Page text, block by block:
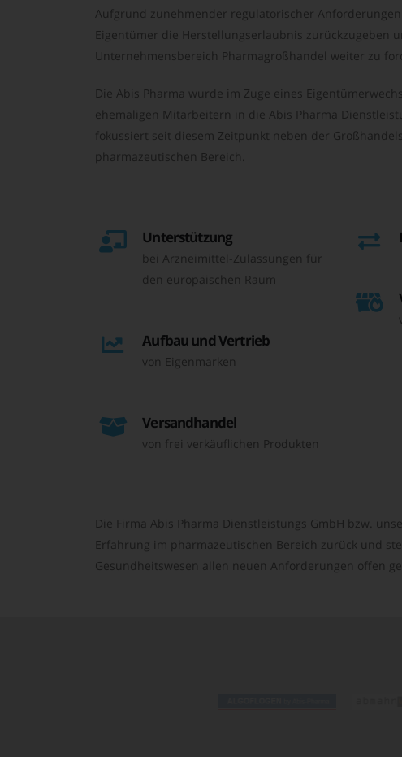
Aufgrund zunehmender regulatorischer
Eigentümer die Herstellungserlaubnis zurückzugeben
Unternehmensbereich Pharmagroßhandel weiter zu
Die Abis Pharma wurde im Zuge eines
ehemaligen Mitarbeitern in die Abis Pharma
fokussiert seit diesem Zeitpunkt neben der
pharmazeutischen Bereich.
Unterstützung
bei Arzneimittel-Zulassungen für
den europäischen Raum
Aufbau und Vertrieb
von Eigenmarken
Versandhandel
von frei verkäuflichen Produkten
Die Firma Abis Pharma Dienstleistungs GmbH bzw.
Erfahrung im pharmazeutischen Bereich zurück und
Gesundheitswesen allen neuen Anforderungen offen